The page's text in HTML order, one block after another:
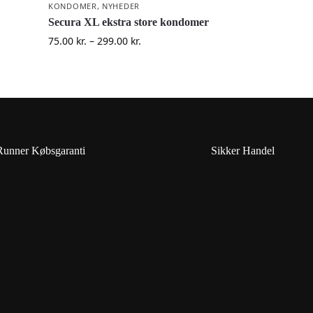
KONDOMER, NYHEDER
Secura XL ekstra store kondomer
75.00 kr. – 299.00 kr.
Købsgaranti Sikker Handel